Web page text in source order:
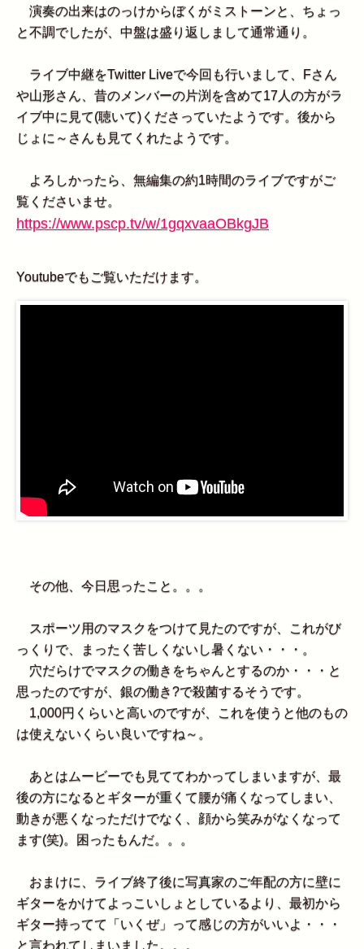
演奏の出来はのっけからぼくがミストーンと、ちょっ
と不調でしたが、中盤は盛り返しまして通常通り。
ライブ中継をTwitter Liveで今回も行いまして、Fさん
や山形さん、昔のメンバーの片渕を含めて17人の方がラ
イブ中に見て(聴いて)くださっていたようです。後から
じょに～さんも見てくれたようです。
よろしかったら、無編集の約1時間のライブですがご
覧くださいませ。
https://www.pscp.tv/w/1gqxvaaOBkgJB
Youtubeでもご覧いただけます。
その他、今日思ったこと。。。
スポーツ用のマスクをつけて見たのですが、これがび
っくりで、まったく苦しくないし暑くない・・・。
穴だらけでマスクの働きをちゃんとするのか・・・と
思ったのですが、銀の働き?で殺菌するそうです。
1,000円くらいと高いのですが、これを使うと他のもの
は使えないくらい良いですね～。
あとはムービーでも見ててわかってしまいますが、最
後の方になるとギターが重くて腰が痛くなってしまい、
動きが悪くなっただけでなく、顔から笑みがなくなって
ます(笑)。困ったもんだ。。。
おまけに、ライブ終了後に写真家のご年配の方に壁に
ギターをかけてよっこいしょとしているより、最初から
ギター持ってて「いくぜ」って感じの方がいいよ・・・
と言われてしまいました。。。